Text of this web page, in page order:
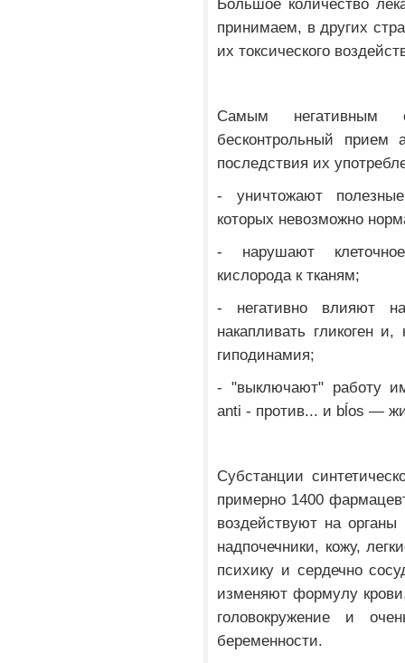
Большое количество
принимаем, в других
их токсического
Самым негативным
бесконтрольный прием
последствия их
- уничтожают
которых невозможно
- нарушают
кислорода к тканям;
- негативно влияют
накапливать гликоген
гиподинамия;
- "выключают" работу
аnti - против... и bĺоs —
Субстанции
примерно 1400
воздействуют на
надпочечники, кожу,
психику и сердечно
изменяют формулу
головокружение и
беременности.